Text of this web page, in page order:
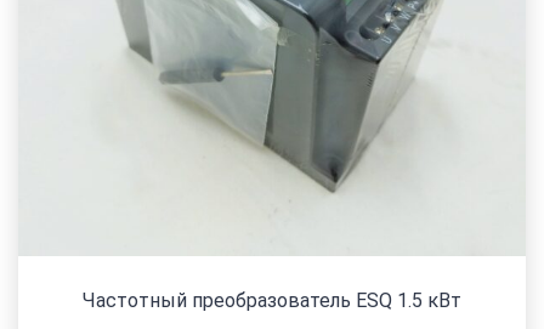
Частотный преобразователь ESQ 1.5 кВт